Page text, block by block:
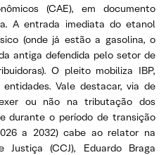
(CAE), em documento
A entrada imediata do etanol
(onde já estão a gasolina, o
antiga defendida pelo setor de
O pleito mobiliza IBP,
Vale destacar, via de
ou não na tributação dos
durante o período de transição
a 2032) cabe ao relator na
(CCJ), Eduardo Braga